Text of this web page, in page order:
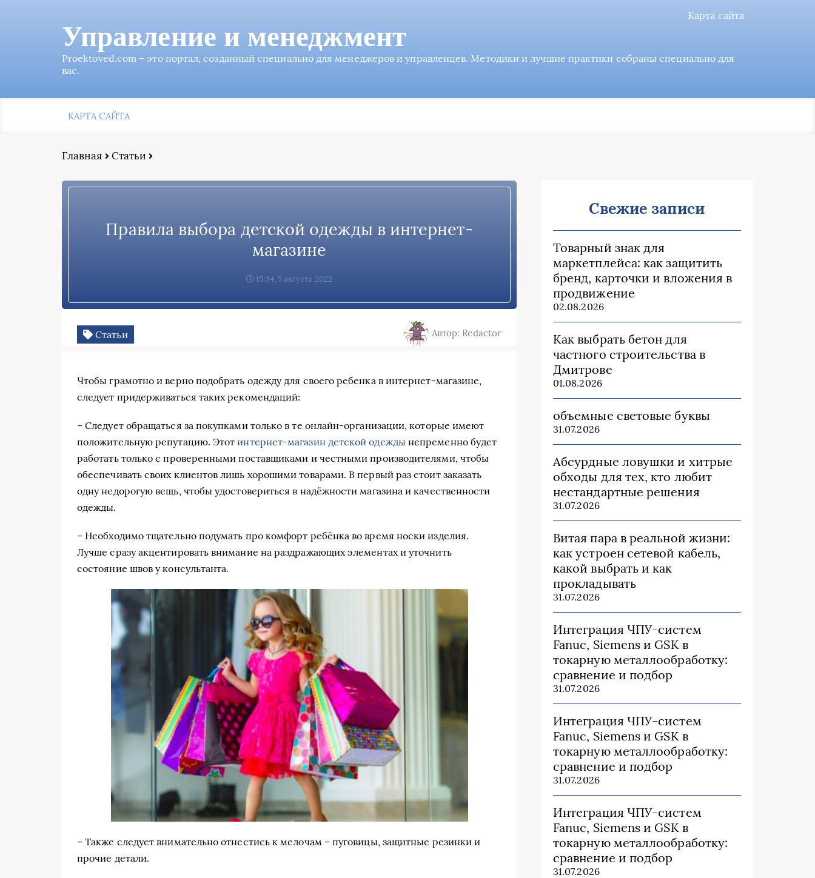
Карта сайта
Управление и менеджмент
Proektoved.com – это портал, созданный специально для менеджеров и управленцев. Методики и лучшие практики собраны специально для
вас.
КАРТА САЙТА
Главная Статьи
Правила выбора детской одежды в интернет-
магазине
15:34, 5 августа 2022
Статьи Автор: Redactor
Чтобы грамотно и верно подобрать одежду для своего ребенка в интернет-магазине,
следует придерживаться таких рекомендаций:
– Следует обращаться за покупками только в те онлайн-организации, которые имеют
положительную репутацию. Этотинтернет-магазин детской одежды непременно будет
работать только с проверенными поставщиками и честными производителями, чтобы
обеспечивать своих клиентов лишь хорошими товарами. В первый раз стоит заказать
одну недорогую вещь, чтобы удостовериться в надёжности магазина и качественности
одежды.
– Необходимо тщательно подумать про комфорт ребёнка во время носки изделия.
Лучше сразу акцентировать внимание на раздражающих элементах и уточнить
состояние швов у консультанта.
– Также следует внимательно отнестись к мелочам – пуговицы, защитные резинки и
прочие детали.
Свежие записи
Товарный знак для
маркетплейса: как защитить
бренд, карточки и вложения в
продвижение
02.08.2026
Как выбрать бетон для
частного строительства в
Дмитрове
01.08.2026
объемные световые буквы
31.07.2026
Абсурдные ловушки и хитрые
обходы для тех, кто любит
нестандартные решения
31.07.2026
Витая пара в реальной жизни:
как устроен сетевой кабель,
какой выбрать и как
прокладывать
31.07.2026
Интеграция ЧПУ-систем
Fanuc, Siemens и GSK в
токарную металлообработку:
сравнение и подбор
31.07.2026
Интеграция ЧПУ-систем
Fanuc, Siemens и GSK в
токарную металлообработку:
сравнение и подбор
31.07.2026
Интеграция ЧПУ-систем
Fanuc, Siemens и GSK в
токарную металлообработку:
сравнение и подбор
31.07.2026